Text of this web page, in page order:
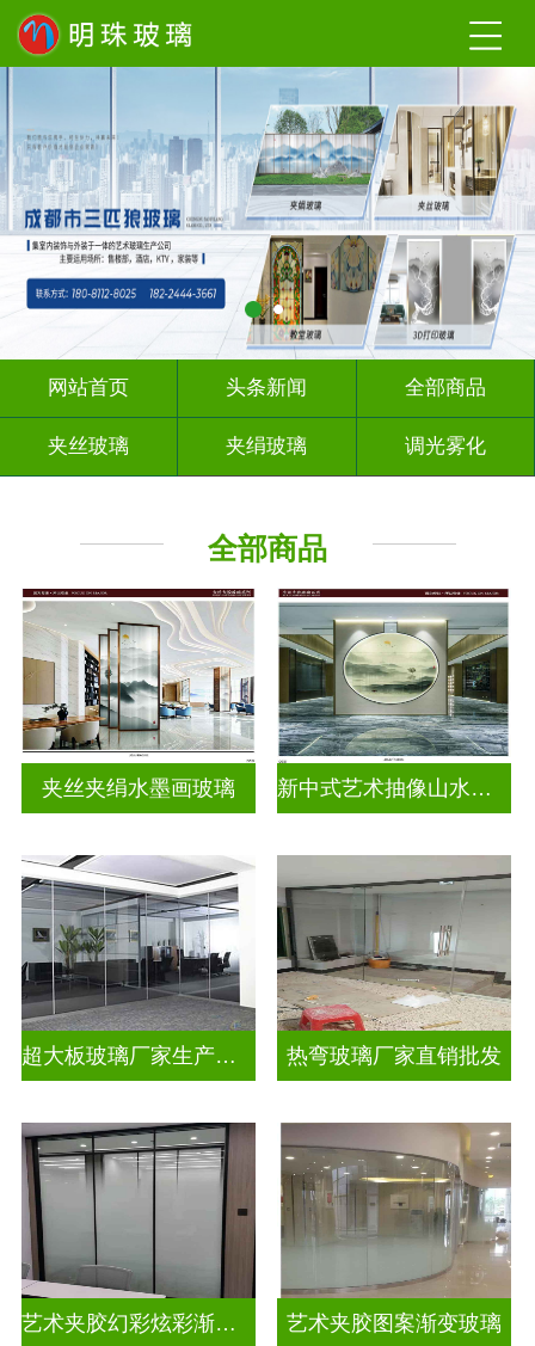
网站首页 头条新闻 全部商品
夹丝玻璃 夹绢玻璃 调光雾化
全部商品
夹丝夹绢水墨画玻璃 新中式艺术抽像山水画玻璃
超大板玻璃厂家生产安装 热弯玻璃厂家直销批发
艺术夹胶幻彩炫彩渐变玻璃 艺术夹胶图案渐变玻璃